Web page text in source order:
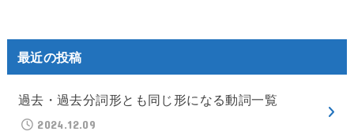
最近の投稿
過去・過去分詞形とも同じ形になる動詞一覧
2024.12.09